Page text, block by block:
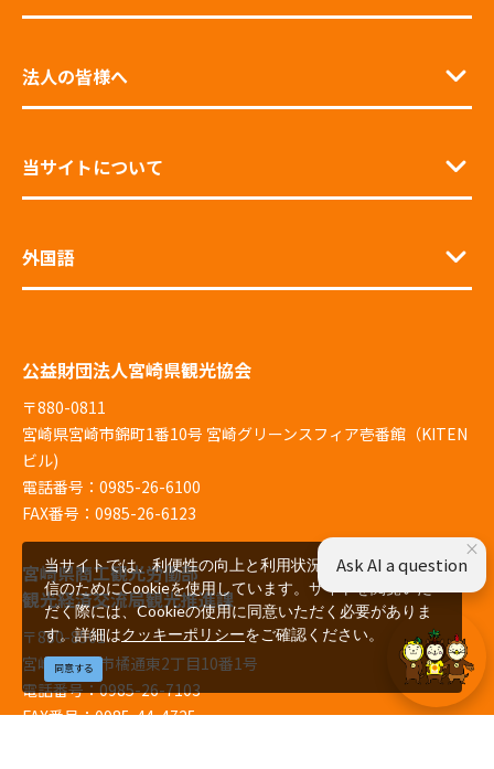
法人の皆様へ
当サイトについて
外国語
公益財団法人宮崎県観光協会
〒880-0811
宮崎県宮崎市錦町1番10号 宮崎グリーンスフィア壱番館（KITEN
ビル)
電話番号：0985-26-6100
FAX番号：0985-26-6123
宮崎県商工観光労働部
観光経済交流局観光推進課
〒880-8501
宮崎県宮崎市橘通東2丁目10番1号
電話番号：0985-26-7103
FAX番号：0985-44-4725
当サイトでは、利便性の向上と利用状況の解析、広告配
信のためにCookieを使用しています。サイトを閲覧いた
だく際には、Cookieの使用に同意いただく必要がありま
す。詳細はクッキーポリシーをご確認ください。
同意する
×
Ask AI a question